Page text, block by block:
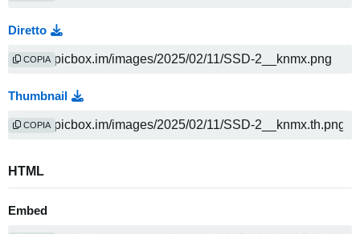
Diretto
COPIA
Thumbnail
COPIA
HTML
Embed